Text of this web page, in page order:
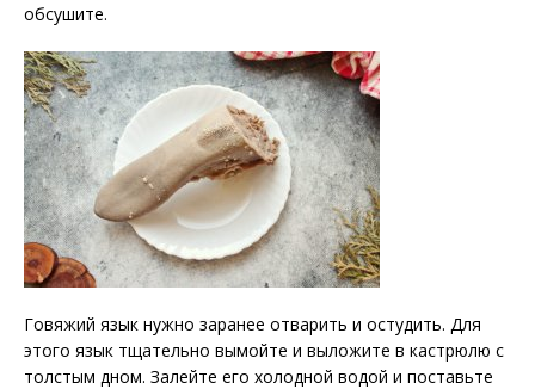
обсушите.
Говяжий язык нужно заранее отварить и остудить. Для
этого язык тщательно вымойте и выложите в кастрюлю с
толстым дном. Залейте его холодной водой и поставьте